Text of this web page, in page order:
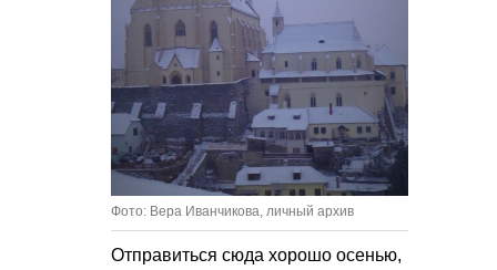
Фото: Вера Иванчикова, личный архив
Отправиться сюда хорошо осенью,